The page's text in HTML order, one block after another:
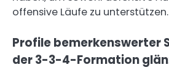
offensive Läufe zu unterstützen.
Profile bemerkenswerter
der 3-3-4-Formation